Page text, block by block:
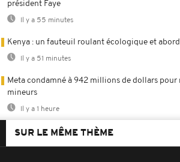
président Faye
Il y a 55 minutes
Kenya : un fauteuil roulant écologique et
Il y a 51 minutes
Meta condamné à 942 millions de dollars
mineurs
Il y a 1 heure
SUR LE MÊME THÈME